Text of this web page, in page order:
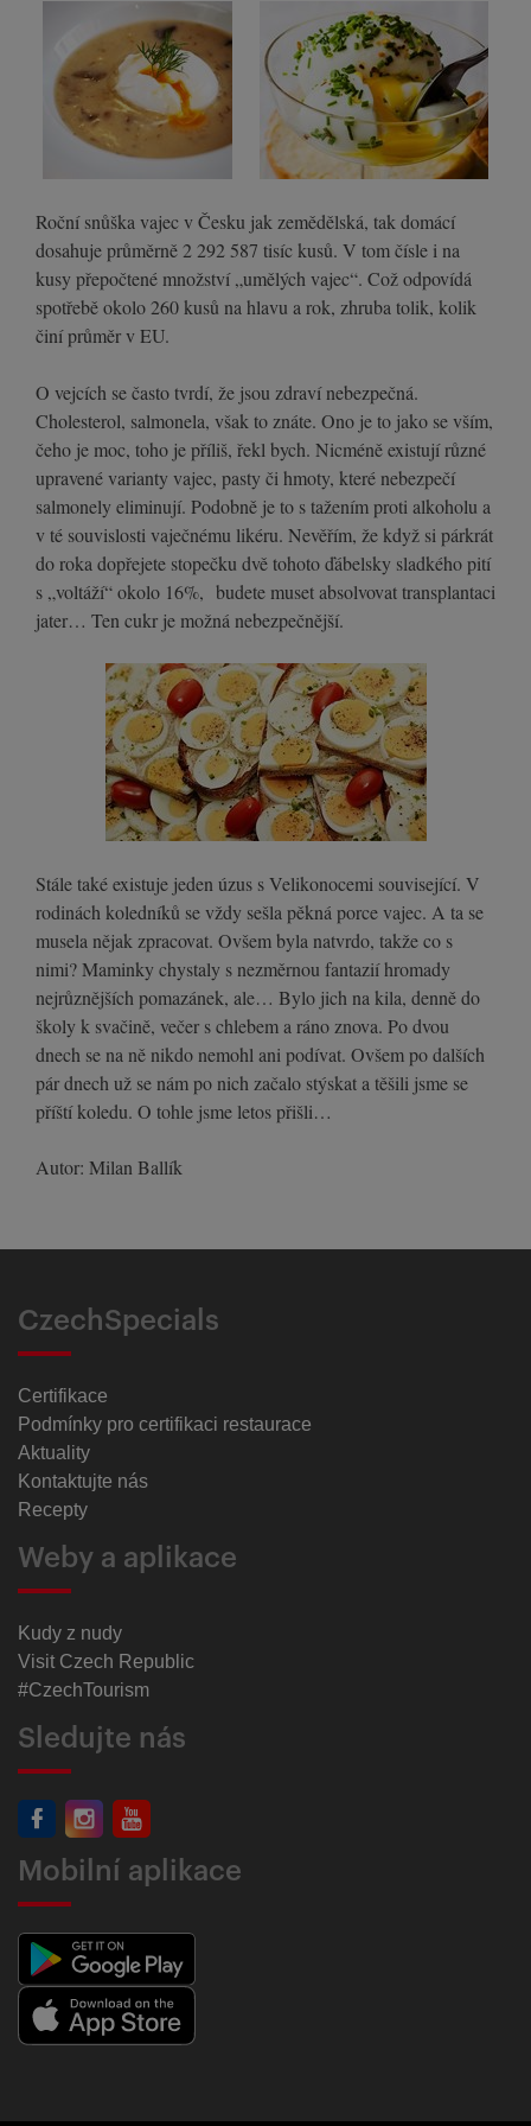
Roční snůška vajec v Česku jak zemědělská, tak domácí
dosahuje průměrně 2 292 587 tisíc kusů. V tom čísle i na
kusy přepočtené množství „umělých vajec“. Což odpovídá
spotřebě okolo 260 kusů na hlavu a rok, zhruba tolik, kolik
činí průměr v EU.
O vejcích se často tvrdí, že jsou zdraví nebezpečná.
Cholesterol, salmonela, však to znáte. Ono je to jako se vším,
čeho je moc, toho je příliš, řekl bych. Nicméně existují různé
upravené varianty vajec, pasty či hmoty, které nebezpečí
salmonely eliminují. Podobně je to s tažením proti alkoholu a
v té souvislosti vaječnému likéru. Nevěřím, že když si párkrát
do roka dopřejete stopečku dvě tohoto ďábelsky sladkého pití
s „voltáží“ okolo 16%, budete muset absolvovat transplantaci
jater… Ten cukr je možná nebezpečnější.
Stále také existuje jeden úzus s Velikonocemi související. V
rodinách koledníků se vždy sešla pěkná porce vajec. A ta se
musela nějak zpracovat. Ovšem byla natvrdo, takže co s
nimi? Maminky chystaly s nezměrnou fantazií hromady
nejrůznějších pomazánek, ale… Bylo jich na kila, denně do
školy k svačině, večer s chlebem a ráno znova. Po dvou
dnech se na ně nikdo nemohl ani podívat. Ovšem po dalších
pár dnech už se nám po nich začalo stýskat a těšili jsme se
příští koledu. O tohle jsme letos přišli…
Autor: Milan Ballík
CzechSpecials
Certifikace
Podmínky pro certifikaci restaurace
Aktuality
Kontaktujte nás
Recepty
Weby a aplikace
Kudy z nudy
Visit Czech Republic
#CzechTourism
Sledujte nás
Mobilní aplikace